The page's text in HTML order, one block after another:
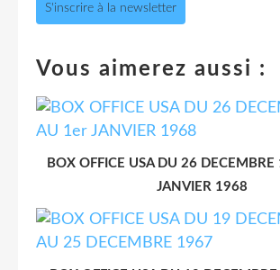
S'inscrire à la newsletter
Vous aimerez aussi :
BOX OFFICE USA DU 26
JANVIER 1968